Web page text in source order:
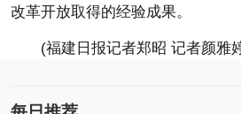
改革开放取得的经验成果。
(福建日报记者郑昭 记者颜雅